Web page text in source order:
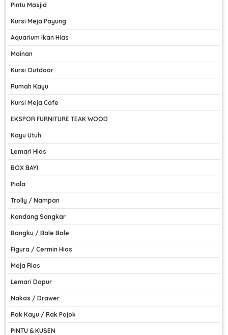
Pintu Masjid
Kursi Meja Payung
Aquarium Ikan Hias
Mainan
Kursi Outdoor
Rumah Kayu
Kursi Meja Cafe
EKSPOR FURNITURE TEAK WOOD
Kayu Utuh
Lemari Hias
BOX BAYI
Piala
Trolly / Nampan
Kandang Sangkar
Bangku / Bale Bale
Figura / Cermin Hias
Meja Rias
Lemari Dapur
Nakas / Drawer
Rak Kayu / Rak Pojok
PINTU & KUSEN